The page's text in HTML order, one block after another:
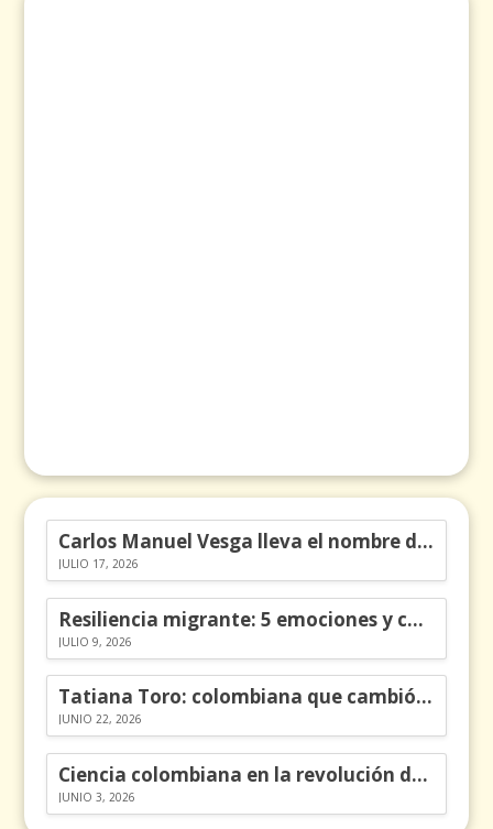
Carlos Manuel Vesga lleva el nombre de Colombia a los Emmy
JULIO 17, 2026
Resiliencia migrante: 5 emociones y cómo gestionarlas
JULIO 9, 2026
Tatiana Toro: colombiana que cambió la historia de las matemáticas
JUNIO 22, 2026
Ciencia colombiana en la revolución de los órganos en chips
JUNIO 3, 2026